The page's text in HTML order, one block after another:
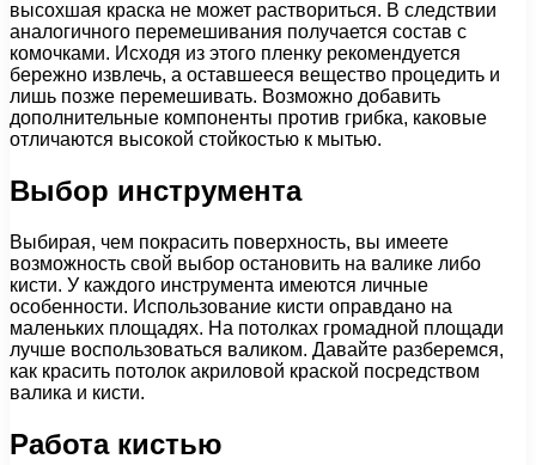
высохшая краска не может раствориться. В следствии
аналогичного перемешивания получается состав с
комочками. Исходя из этого пленку рекомендуется
бережно извлечь, а оставшееся вещество процедить и
лишь позже перемешивать. Возможно добавить
дополнительные компоненты против грибка, каковые
отличаются высокой стойкостью к мытью.
Выбор инструмента
Выбирая, чем покрасить поверхность, вы имеете
возможность свой выбор остановить на валике либо
кисти. У каждого инструмента имеются личные
особенности. Использование кисти оправдано на
маленьких площадях. На потолках громадной площади
лучше воспользоваться валиком. Давайте разберемся,
как красить потолок акриловой краской посредством
валика и кисти.
Работа кистью